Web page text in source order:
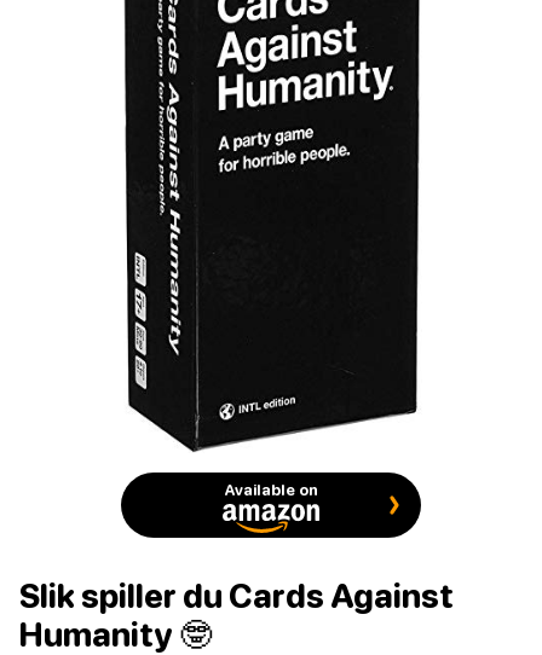
Available on
Slik spiller du Cards Against
Humanity 🤓